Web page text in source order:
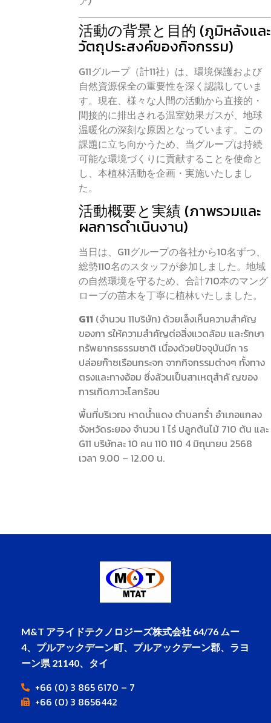
活動の背景と目的 (ภูมิหลังและ
วัตถุประสงค์ของกิจกรรม)
G11グループ（計11社）は、環境保護および
自然資源保全の重要性を深く認識していま
す。現在、様々な人間の活動から直接的・
間接的に排出される温室効果ガスが、地球
温暖化の深刻な原因となっています。この
課題に立ち向かうため、当グループは持続
可能な環境づくりに貢献することを使命と
し、本植林活動を企画・実施いたしまし
た。
活動概要と実績 (ภาพรวมและ
ผลการดำเนินงาน)
当日は、G11グループの各社から10名ずつ、
総勢110名のスタッフが参加しました。地域
の自然環境を守るため、合計710本のマング
ローブの苗木を丁寧に植林いたしました。
G11 (จำนวน 11บริษัท) ด้วยเล็งเห็นความสำคัญ
ของกา รให้ความสำคัญต่อสิ่งแวดล้อม และรักษา
ทรัพยากรธรรมชาติ เนื่องด้วยปัจจุบันมีก าร
ปล่อยก๊าซเรือนกระจก จากกิจกรรมต่างๆ ทั้งทาง
ตรงและทางอ้อม ซึ่งล้วนเป็นสาเหตุสำคั ญของ
การเกิดภาวะโลกร้อน
พื้นที่บริเวณ หาดน้ำแดง ตำบลกร่ำ อำเภอแกลง
จังหวัดระยอง จำนวน 1 ไร่ ปลูกต้นไม้ 710 ต้น และ
G11 บริษัทละ 10 คน 110 110 4 มิถุนายน 2568
เวลา 9.00 – 12.00 น.
M&T アライドテクノロジーズ株式会社 64/76 ムー
4、プルアックデーン町、プルアックデーン郡、ラヨ
ーン県 21140、タイ
+66 (0) 3 865 6170 – 7
+66 (0) 3 8656442